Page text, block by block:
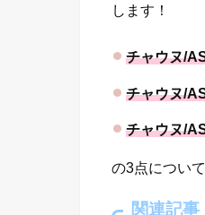
します！
チャウヌ/
チャウヌ/
チャウヌ/
の3点につい
関連記事